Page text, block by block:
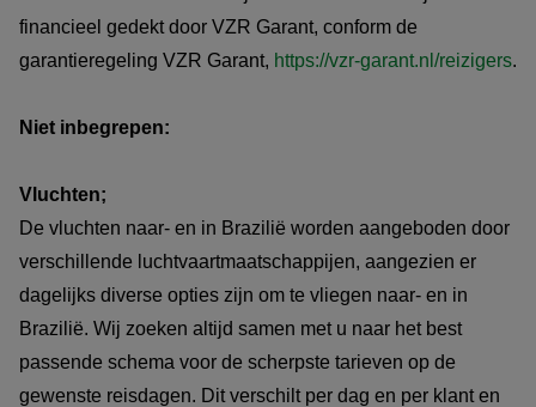
financieel gedekt door VZR Garant, conform de
garantieregeling VZR Garant, https://vzr-garant.nl/reizigers.
Niet inbegrepen:
Vluchten;
De vluchten naar- en in Brazilië worden aangeboden door
verschillende luchtvaartmaatschappijen, aangezien er
dagelijks diverse opties zijn om te vliegen naar- en in
Brazilië. Wij zoeken altijd samen met u naar het best
passende schema voor de scherpste tarieven op de
gewenste reisdagen. Dit verschilt per dag en per klant en